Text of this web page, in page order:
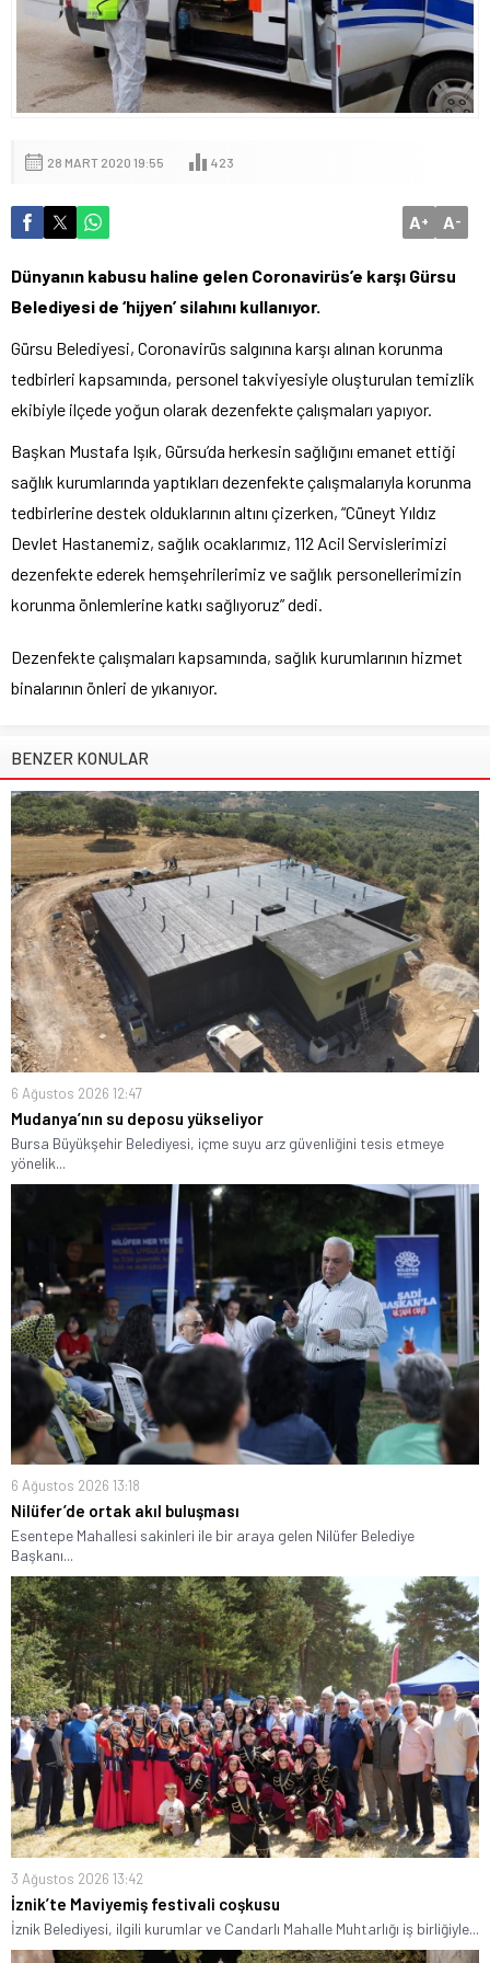
28 MART 2020 19:55 423
A+ A-
Dünyanın kabusu haline gelen Coronavirüs’e karşı Gürsu
Belediyesi de ‘hijyen’ silahını kullanıyor.
Gürsu Belediyesi, Coronavirüs salgınına karşı alınan korunma
tedbirleri kapsamında, personel takviyesiyle oluşturulan temizlik
ekibiyle ilçede yoğun olarak dezenfekte çalışmaları yapıyor.
Başkan Mustafa Işık, Gürsu’da herkesin sağlığını emanet ettiği
sağlık kurumlarında yaptıkları dezenfekte çalışmalarıyla korunma
tedbirlerine destek olduklarının altını çizerken, “Cüneyt Yıldız
Devlet Hastanemiz, sağlık ocaklarımız, 112 Acil Servislerimizi
dezenfekte ederek hemşehrilerimiz ve sağlık personellerimizin
korunma önlemlerine katkı sağlıyoruz” dedi.
Dezenfekte çalışmaları kapsamında, sağlık kurumlarının hizmet
binalarının önleri de yıkanıyor.
BENZER KONULAR
6 Ağustos 2026 12:47
Mudanya’nın su deposu yükseliyor
Bursa Büyükşehir Belediyesi, içme suyu arz güvenliğini tesis etmeye
yönelik...
6 Ağustos 2026 13:18
Nilüfer’de ortak akıl buluşması
Esentepe Mahallesi sakinleri ile bir araya gelen Nilüfer Belediye
Başkanı...
3 Ağustos 2026 13:42
İznik’te Maviyemiş festivali coşkusu
İznik Belediyesi, ilgili kurumlar ve Candarlı Mahalle Muhtarlığı iş birliğiyle...